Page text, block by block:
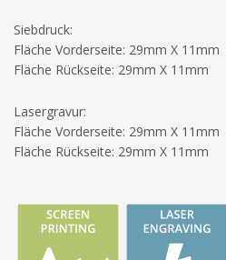
Siebdruck:
Fläche Vorderseite: 29mm X 11mm
Fläche Rückseite: 29mm X 11mm
Lasergravur:
Fläche Vorderseite: 29mm X 11mm
Fläche Rückseite: 29mm X 11mm